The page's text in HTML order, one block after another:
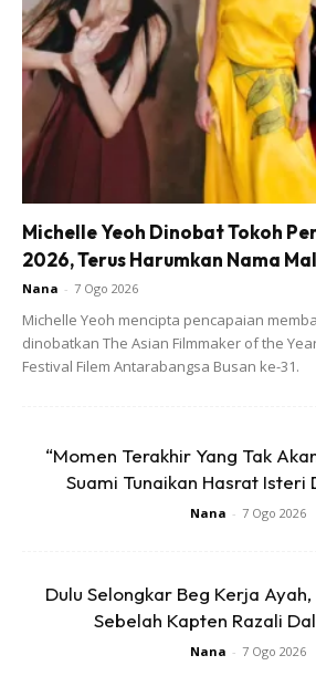
Ads
paip ke dalamnya. Biarkan seketika
Michelle Yeoh Dinobat Tokoh
2026, Terus Harumkan Nama
Nana - 7 Ogo 2026
Michelle Yeoh mencipta pencapaian
dinobatkan The Asian Filmmaker of the
Festival Filem Antarabangsa Busan ke-31.
“Momen Terakhir Yang Tak
Suami Tunaikan Hasrat Isteri
Nana - 7 Ogo 2026
Dulu Selongkar Beg Kerja
Sebelah Kapten Razali
Nana - 7 Ogo 2026